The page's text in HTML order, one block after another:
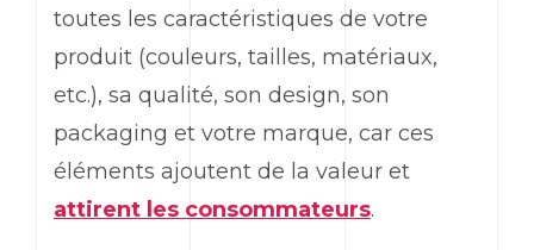
toutes les caractéristiques de votre
produit (couleurs, tailles, matériaux,
etc.), sa qualité, son design, son
packaging et votre marque, car ces
éléments ajoutent de la valeur et
attirent les consommateurs.